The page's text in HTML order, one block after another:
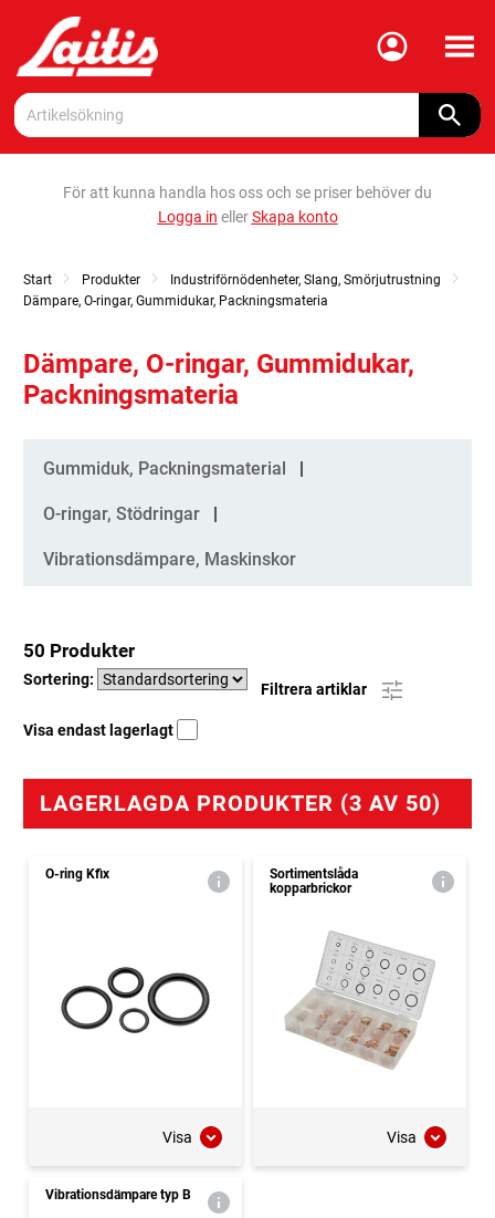
Meny
För att kunna handla hos oss och se priser behöver du
Logga in ellerSkapa konto
Start Produkter
Industriförnödenheter, Slang, Smörjutrustning
Dämpare, O-ringar, Gummidukar, Packningsmateria
Dämpare, O-ringar, Gummidukar,
Packningsmateria
Kategorier
Gummiduk, Packningsmaterial
O-ringar, Stödringar
Vibrationsdämpare, Maskinskor
50 Produkter
Sortering:
Filtrera artiklar
Visa endast lagerlagt
LAGERLAGDA PRODUKTER (3 AV 50)
O-ring Kfix
Visa
Sortimentslåda
kopparbrickor
Visa
Vibrationsdämpare typ B